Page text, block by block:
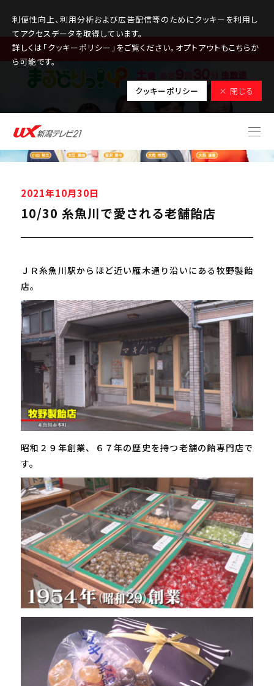
利便性向上、利用分析および広告配信等のためにクッキーを利用し
てアクセスデータを取得しています。
詳しくは「クッキーポリシー」をご覧ください。オプトアウトもこちらか
ら可能です。
クッキーポリシー × 閉じる
MENU
2021年10月30日
10/30 糸魚川で愛される老舗飴店
ＪＲ糸魚川駅からほど近い雁木通り沿いにある牧野製飴
店。
昭和２９年創業、６７年の歴史を持つ老舗の飴専門店で
す。